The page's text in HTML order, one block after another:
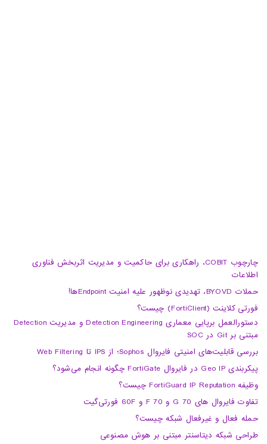
چارچوب COBIT، راهکاری برای حاکمیت و مدیریت اثربخش فناوری
اطلاعات
حملات BYOVD، تهدیدی نوظهور علیه امنیت Endpointها!
فورتی کلاینت (FortiClient) چیست؟
دستورالعمل برپایی معماری Detection Engineering و مدیریت Detection
مبتنی بر Git در SOC
بررسی قابلیت‌های امنیتی فایروال Sophos؛ از IPS تا Web Filtering
پیکربندی Geo IP در فایروال FortiGate چگونه انجام می‌شود؟
وظیفه FortiGuard IP Reputation چیست؟
تفاوت فایروال های 70 G و 70 F و 60F فورتی‌گیت
حمله فعال و غیرفعال شبکه چیست؟
طراحی شبکه دیتاسنتر مبتنی بر هوش مصنوعی